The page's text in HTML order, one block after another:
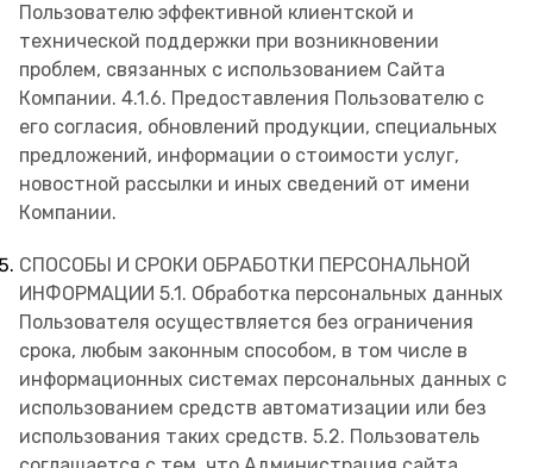
Пользователю эффективной клиентской и
технической поддержки при возникновении
проблем, связанных с использованием Сайта
Компании. 4.1.6. Предоставления Пользователю с
его согласия, обновлений продукции, специальных
предложений, информации о стоимости услуг,
новостной рассылки и иных сведений от имени
Компании.
СПОСОБЫ И СРОКИ ОБРАБОТКИ ПЕРСОНАЛЬНОЙ
ИНФОРМАЦИИ 5.1. Обработка персональных данных
Пользователя осуществляется без ограничения
срока, любым законным способом, в том числе в
информационных системах персональных данных с
использованием средств автоматизации или без
использования таких средств. 5.2. Пользователь